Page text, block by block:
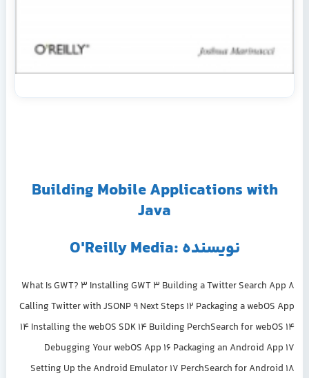
Building Mobile Applications with
Java
نویسنده :O'Reilly Media
What Is GWT? 3 Installing GWT 3 Building a Twitter Search App 8
Calling Twitter with JSONP 9 Next Steps 12 Packaging a webOS App
14 Installing the webOS SDK 14 Building PerchSearch for webOS 14
Debugging Your webOS App 16 Packaging an Android App 17
Setting Up the Android Emulator 17 PerchSearch for Android 18